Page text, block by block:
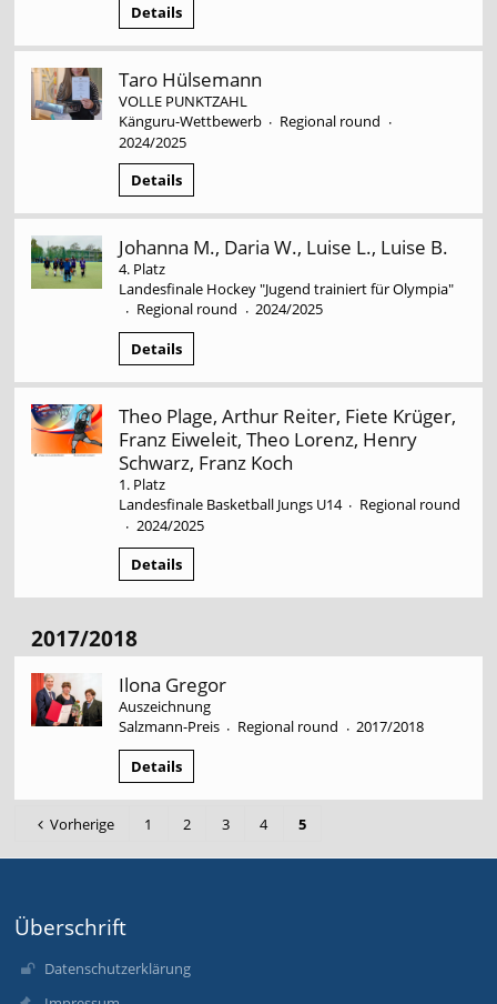
Details
Taro Hülsemann
VOLLE PUNKTZAHL
Känguru-Wettbewerb · Regional round ·
2024/2025
Details
Johanna M., Daria W., Luise L., Luise B.
4. Platz
Landesfinale Hockey "Jugend trainiert für Olympia"
· Regional round · 2024/2025
Details
Theo Plage, Arthur Reiter, Fiete Krüger,
Franz Eiweleit, Theo Lorenz, Henry
Schwarz, Franz Koch
1. Platz
Landesfinale Basketball Jungs U14 · Regional round
· 2024/2025
Details
2017/2018
Ilona Gregor
Auszeichnung
Salzmann-Preis · Regional round · 2017/2018
Details
Vorherige 1 2 3 4 5
Überschrift
Datenschutzerklärung